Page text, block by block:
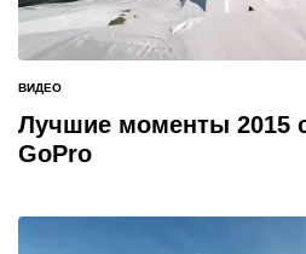
ОПУБЛИКОВАНО
В
ВИДЕО
Лучшие моменты 2015
GoPro